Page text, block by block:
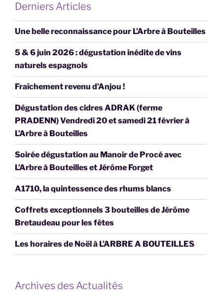
Derniers Articles
Une belle reconnaissance pour L’Arbre à Bouteilles
5 & 6 juin 2026 : dégustation inédite de vins
naturels espagnols
Fraîchement revenu d’Anjou !
Dégustation des cidres ADRAK (ferme
PRADENN) Vendredi 20 et samedi 21 février à
L’Arbre à Bouteilles
Soirée dégustation au Manoir de Procé avec
L’Arbre à Bouteilles et Jérôme Forget
A1710, la quintessence des rhums blancs
Coffrets exceptionnels 3 bouteilles de Jérôme
Bretaudeau pour les fêtes
Les horaires de Noël à L’ARBRE A BOUTEILLES
Archives des Actualités